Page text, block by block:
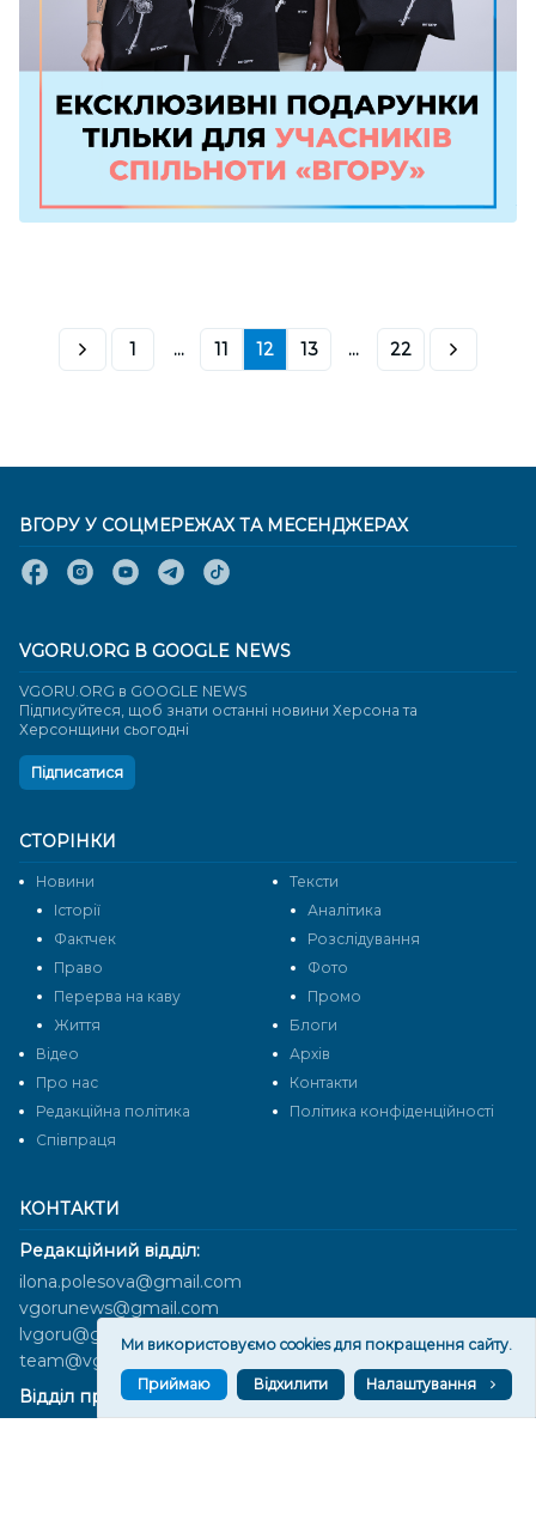
1 ... 11 12 13 ... 22
КОНТАКТИ
Редакційний відділ:
ilona.polesova@gmail.com
vgorunews@gmail.com
lvgoru@gmail.com
team@vgoru.org
Відділ продажів:
СТОРІНКИ
Новини
Тексти
Історії
Аналітика
Фактчек
Розслідування
Право
Фото
Перерва на каву
Промо
Життя
Блоги
Відео
Архів
Про нас
Контакти
Редакційна політика
Політика конфіденційності
Cпівпраця
ВГОРУ У СОЦМЕРЕЖАХ ТА МЕСЕНДЖЕРАХ
VGORU.ORG В GOOGLE NEWS
VGORU.ORG в GOOGLE NEWS
Підписуйтеся, щоб знати останні новини Херсона та
Херсонщини сьогодні
Підписатися
Ми використовуємо cookies для покращення сайту.
Приймаю Відхилити Налаштування